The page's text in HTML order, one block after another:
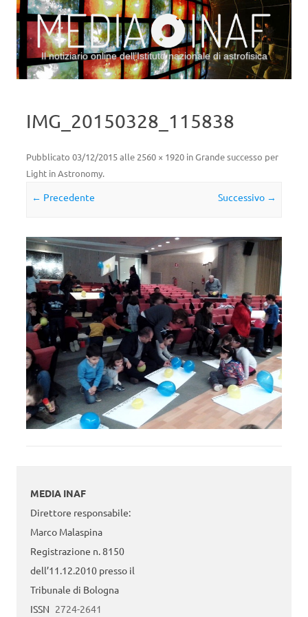
Il notiziario online dell’Istituto nazionale di astrofisica
IMG_20150328_115838
Pubblicato 03/12/2015alle 2560 × 1920 inGrande successo per
Light in Astronomy.
← Precedente Successivo →
MEDIA INAF
Direttore responsabile:
Marco Malaspina
Registrazione n. 8150
dell’11.12.2010 presso il
Tribunale di Bologna
ISSN 2724-2641